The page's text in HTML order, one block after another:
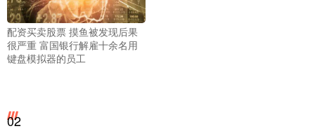
配资买卖股票 摸鱼被发现后果
很严重 富国银行解雇十余名用
键盘模拟器的员工
02